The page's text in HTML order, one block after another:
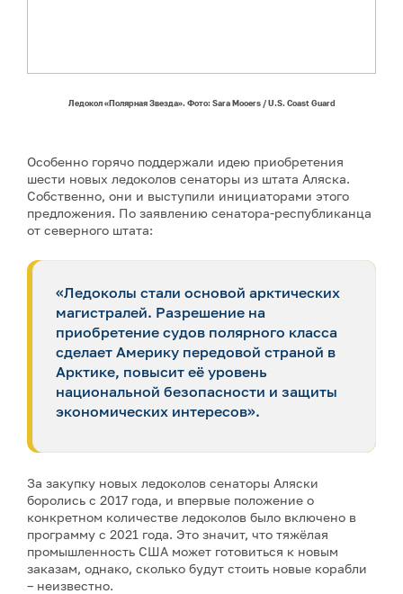
Ледокол «Полярная Звезда». Фото: Sara Mooers / U.S. Coast Guard
Особенно горячо поддержали идею приобретения
шести новых ледоколов сенаторы из штата Аляска.
Собственно, они и выступили инициаторами этого
предложения. По заявлению сенатора-республиканца
от северного штата:
«Ледоколы стали основой арктических
магистралей. Разрешение на
приобретение судов полярного класса
сделает Америку передовой страной в
Арктике, повысит её уровень
национальной безопасности и защиты
экономических интересов».
За закупку новых ледоколов сенаторы Аляски
боролись с 2017 года, и впервые положение о
конкретном количестве ледоколов было включено в
программу с 2021 года. Это значит, что тяжёлая
промышленность США может готовиться к новым
заказам, однако, сколько будут стоить новые корабли
– неизвестно.